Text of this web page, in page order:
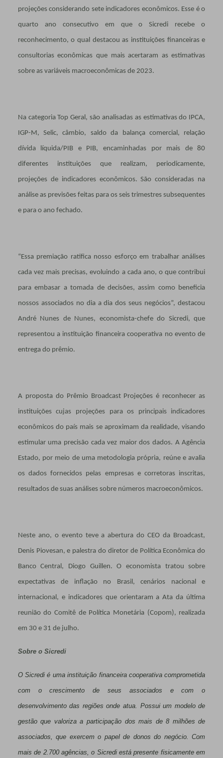
projeções considerando sete indicadores econômicos. Esse é o
quarto ano consecutivo em que o Sicredi recebe o
reconhecimento, o qual destacou as instituições financeiras e
consultorias econômicas que mais acertaram as estimativas
sobre as variáveis macroeconômicas de 2023.
Na categoria Top Geral, são analisadas as estimativas do IPCA,
IGP-M, Selic, câmbio, saldo da balança comercial, relação
dívida líquida/PIB e PIB, encaminhadas por mais de 80
diferentes instituições que realizam, periodicamente,
projeções de indicadores econômicos. São consideradas na
análise as previsões feitas para os seis trimestres subsequentes
e para o ano fechado.
“Essa premiação ratifica nosso esforço em trabalhar análises
cada vez mais precisas, evoluindo a cada ano, o que contribui
para embasar a tomada de decisões, assim como beneficia
nossos associados no dia a dia dos seus negócios”, destacou
André Nunes de Nunes, economista-chefe do Sicredi, que
representou a instituição financeira cooperativa no evento de
entrega do prêmio.
A proposta do Prêmio Broadcast Projeções é reconhecer as
instituições cujas projeções para os principais indicadores
econômicos do país mais se aproximam da realidade, visando
estimular uma precisão cada vez maior dos dados. A Agência
Estado, por meio de uma metodologia própria, reúne e avalia
os dados fornecidos pelas empresas e corretoras inscritas,
resultados de suas análises sobre números macroeconômicos.
Neste ano, o evento teve a abertura do CEO da Broadcast,
Denis Piovesan, e palestra do diretor de Política Econômica do
Banco Central, Diogo Guillen. O economista tratou sobre
expectativas de inflação no Brasil, cenários nacional e
internacional, e indicadores que orientaram a Ata da última
reunião do Comitê de Política Monetária (Copom), realizada
em 30 e 31 de julho.
Sobre o Sicredi
O Sicredi é uma instituição financeira cooperativa comprometida
com o crescimento de seus associados e com o
desenvolvimento das regiões onde atua. Possui um modelo de
gestão que valoriza a participação dos mais de 8 milhões de
associados, que exercem o papel de donos do negócio. Com
mais de 2.700 agências, o Sicredi está presente fisicamente em